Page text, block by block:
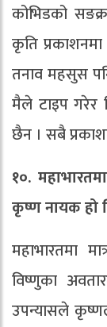
कोभिडको
कृति
तनाव महसुस
मैले टाइप गरेर
छैन । सबै
१०.
कृष्ण नायक
महाभारतमा
विष्णुका
उपन्यासले